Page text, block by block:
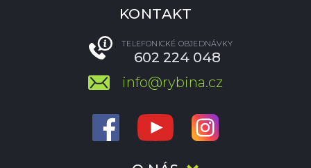
KONTAKT
TELEFONICKÉ OBJEDNÁVKY
602 224 048
info@rybina.cz